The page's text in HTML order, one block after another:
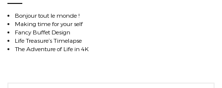
Bonjour tout le monde !
Making time for your self
Fancy Buffet Design
Life Treasure’s Timelapse
The Adventure of Life in 4K